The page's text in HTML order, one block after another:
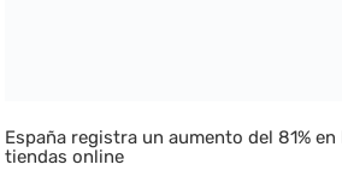
España registra un aumento del 81%
tiendas online